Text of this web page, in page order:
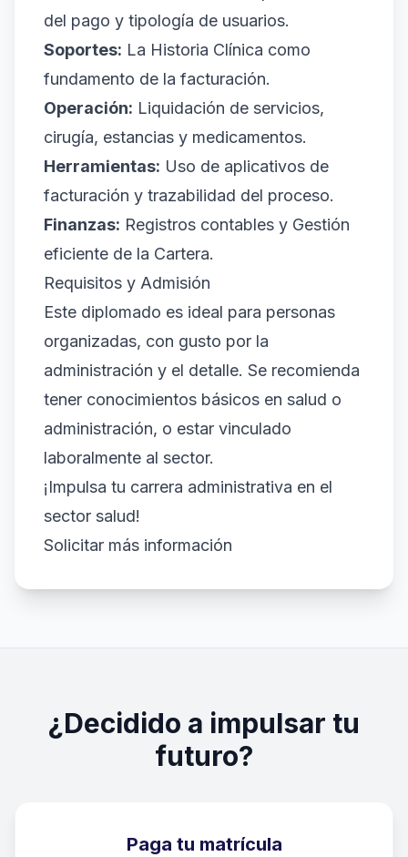
del pago y tipología de usuarios.
Soportes: La Historia Clínica como
fundamento de la facturación.
Operación: Liquidación de servicios,
cirugía, estancias y medicamentos.
Herramientas: Uso de aplicativos de
facturación y trazabilidad del proceso.
Finanzas: Registros contables y Gestión
eficiente de la Cartera.
Requisitos y Admisión
Este diplomado es ideal para personas
organizadas, con gusto por la
administración y el detalle. Se recomienda
tener conocimientos básicos en salud o
administración, o estar vinculado
laboralmente al sector.
¡Impulsa tu carrera administrativa en el
sector salud!
Solicitar más información
¿Decidido a impulsar tu
futuro?
Paga tu matrícula